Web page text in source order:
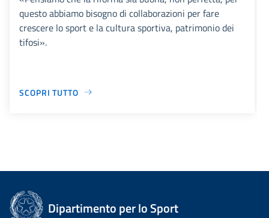
questo abbiamo bisogno di collaborazioni per fare
crescere lo sport e la cultura sportiva, patrimonio dei
tifosi».
SCOPRI TUTTO
Dipartimento per lo Sport